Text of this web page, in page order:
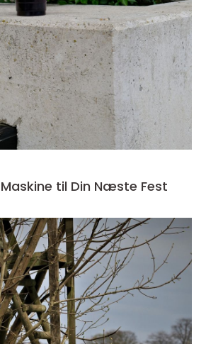
Maskine til Din Næste Fest